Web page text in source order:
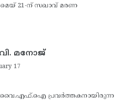
മെയ് 21-ന് സഖാവ് മരണ
മനോജ്
17
പ്രവര്‍ത്തകനായിരുന്ന